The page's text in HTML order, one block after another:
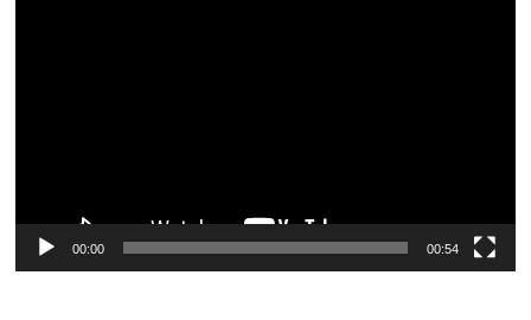
00:00 00:54